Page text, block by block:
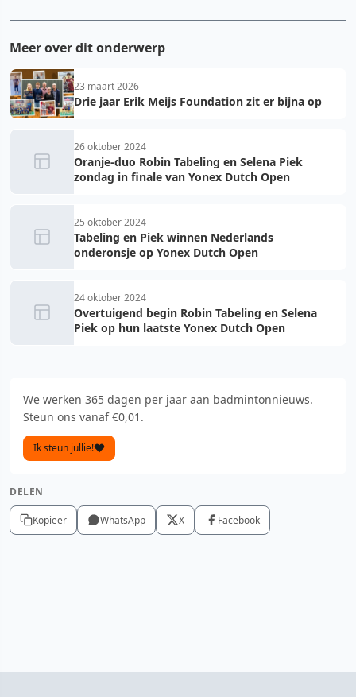
Meer over dit onderwerp
23 maart 2026
Drie jaar Erik Meijs Foundation zit er bijna op
26 oktober 2024
Oranje-duo Robin Tabeling en Selena Piek
zondag in finale van Yonex Dutch Open
25 oktober 2024
Tabeling en Piek winnen Nederlands
onderonsje op Yonex Dutch Open
24 oktober 2024
Overtuigend begin Robin Tabeling en Selena
Piek op hun laatste Yonex Dutch Open
We werken 365 dagen per jaar aan badmintonnieuws.
Steun ons vanaf €0,01.
Ik steun jullie!
DELEN
Kopieer WhatsApp X Facebook